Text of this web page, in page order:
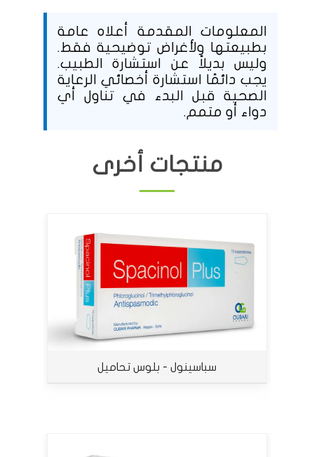
المعلومات المقدمة أعلاه عامة
بطبيعتها ولأغراض توضيحية فقط.
وليس بديلاً عن استشارة الطبيب.
يجب دائمًا استشارة أخصائي الرعاية
الصحية قبل البدء في تناول أي
دواء أو متمم.
منتجات أخرى
سباسينول - بلوس تحاميل